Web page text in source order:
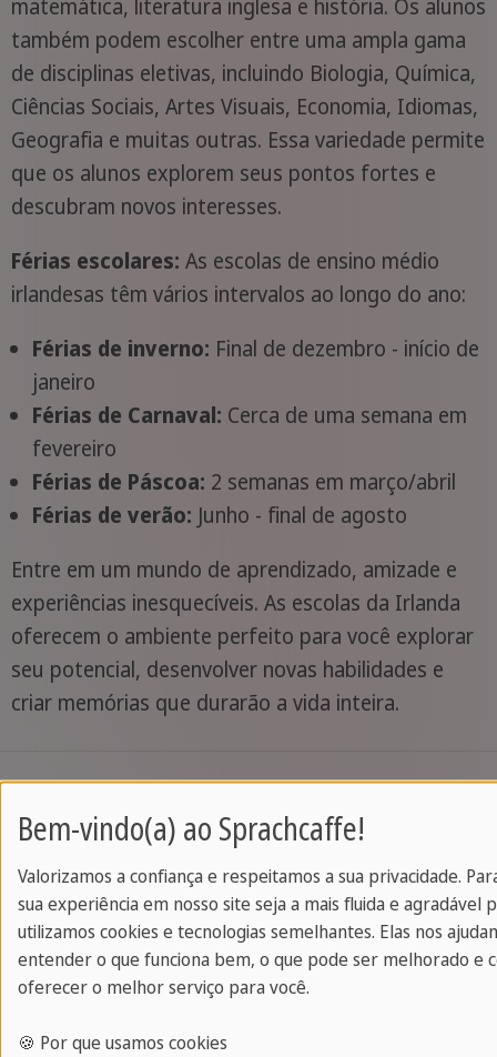
matemática, literatura inglesa e história. Os alunos
também podem escolher entre uma ampla gama
de disciplinas eletivas, incluindo Biologia, Química,
Ciências Sociais, Artes Visuais, Economia, Idiomas,
Geografia e muitas outras. Essa variedade permite
que os alunos explorem seus pontos fortes e
descubram novos interesses.
Férias escolares: As escolas de ensino médio
irlandesas têm vários intervalos ao longo do ano:
Férias de inverno: Final de dezembro - início de
janeiro
Férias de Carnaval: Cerca de uma semana em
fevereiro
Férias de Páscoa: 2 semanas em março/abril
Férias de verão: Junho - final de agosto
Entre em um mundo de aprendizado, amizade e
experiências inesquecíveis. As escolas da Irlanda
oferecem o ambiente perfeito para você explorar
seu potencial, desenvolver novas habilidades e
criar memórias que durarão a vida inteira.
Destaque: Experiência em Dublin
Comece sua aventura com uma parada de três
dias em Dublin, onde história, cultura e
Bem-vindo(a) ao Sprachcaffe!
Valorizamos a confiança e respeitamos a sua privacidade.
sua experiência em nosso site seja a mais fluida e agradável
utilizamos cookies e tecnologias semelhantes. Elas nos
entender o que funciona bem, o que pode ser melhorado e
oferecer o melhor serviço para você.
🍪 Por que usamos cookies